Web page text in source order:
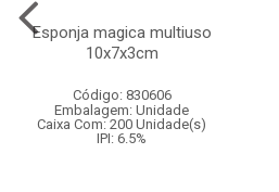
Esponja magica multiuso
10x7x3cm
Código: 830606
Embalagem: Unidade
Caixa Com: 200 Unidade(s)
IPI: 6.5%